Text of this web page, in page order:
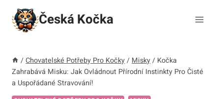
Přeskočit
obsah
Česká Kočka
/ Chovatelské Potřeby Pro Kočky / Misky / Kočka
Zahrabává Misku: Jak Ovládnout Přírodní Instinkty Pro Čisté
a Uspořádané Stravování!